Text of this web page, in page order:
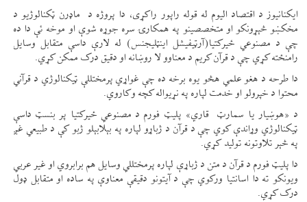
ایکنانیوز د اقتصاد الیوم له قوله راپور راکړی، دا پروژه د ماډرن ټکنالوژیو د
مخکښو څېړونکو او متخصصینو په همکارۍ سره جوړه شوې او موخه ئې دا ده
چې د مصنوعي ځیرکتیا(آرټيفیشل اینټلیجنس) له لارې داسې متقابل وسایل
رامنځته کړي چې د قرآن کریم د معناوو لا روښانه او دقیق درک ممکن کړي.
دا طرحه د هغو علمي هڅو یوه برخه ده چې غواړي پرمختللې ټیکنالوژي د قرآني
محتوا د خپرولو او خدمت لپاره په نړیواله کچه وکاروي.
د «هوښیار یا سمارټ قاري» پلیټ فورم د مصنوعي ځیرکتیا پر بنسټ داسې
ټیکنالوژي وړاندې کوي چې د قرآن د ژباړو لپاره په بېلابېلو ژبو کې د طبیعي غږ
په څېر تلاوتونه تولید کړي.
دا پلیټ فورم د قرآن د متن د ژباړې لپاره پرمختللي وسایل هم برابروي او غیر عربي
ویونکو ته دا اسانتیا ورکوي چې د آیتونو دقیقې معناوې په ساده او متقابل ډول
درک کړي.